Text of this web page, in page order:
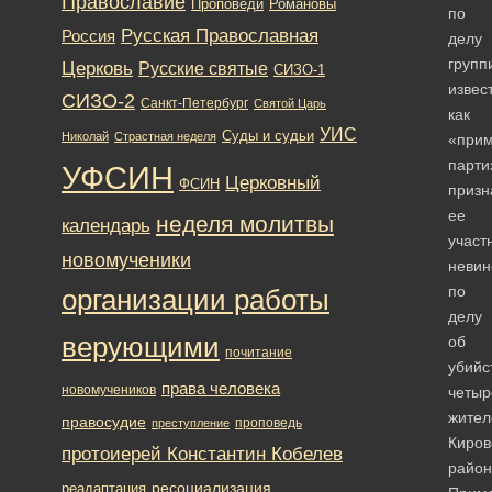
по
делу
как
ее
по
делу
об
Проповеди Романовы
Россия Русская Православная
Церковь Русские святые СИЗО-1
СИЗО-2 Санкт-Петербург Святой Царь
Николай Страстная неделя Суды и судьи УИС
УФСИН ФСИН Церковный
календарь неделя молитвы
новомученики
организации работы
верующими почитание
новомучеников права человека
правосудие преступление проповедь
протоиерей Константин Кобелев
реадаптация ресоциализация